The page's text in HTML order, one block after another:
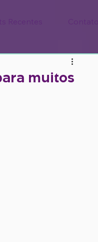
muitos